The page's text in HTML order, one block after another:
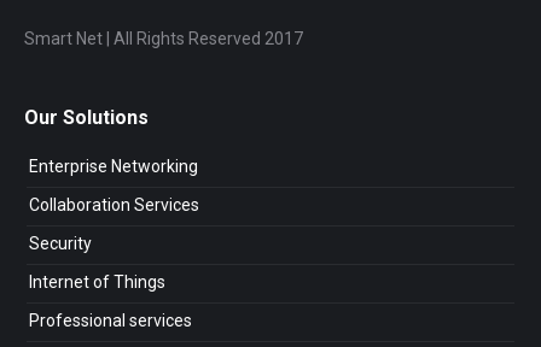
Smart Net | All Rights Reserved 2017
Our Solutions
Enterprise Networking
Collaboration Services
Security
Internet of Things
Professional services